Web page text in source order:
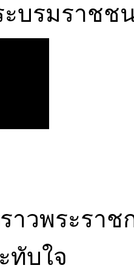
บรมราชช
ราวพระร
ทับใจ